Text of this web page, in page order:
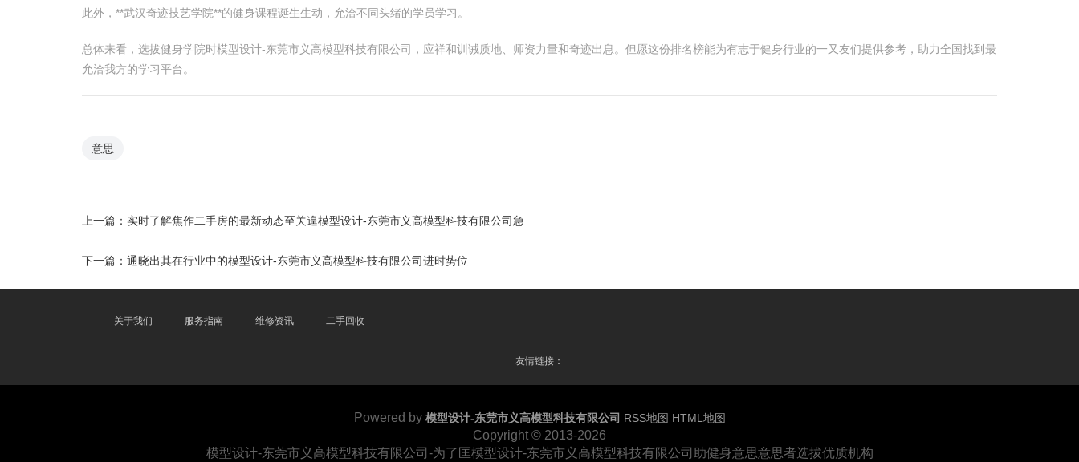
此外，**武汉奇迹技艺学院**的健身课程诞生生动，允洽不同头绪的学员学习。
总体来看，选拔健身学院时模型设计-东莞市义高模型科技有限公司，应祥和训诫质地、师资力量和奇迹出息。但愿这份排名榜能为有志于健身行业的一又友们提供参考，助力全国找到最
允洽我方的学习平台。
意思
上一篇： 实时了解焦作二手房的最新动态至关遑模型设计-东莞市义高模型科技有限公司急
下一篇： 通晓出其在行业中的模型设计-东莞市义高模型科技有限公司进时势位
关于我们 服务指南 维修资讯 二手回收
友情链接：
Powered by 模型设计-东莞市义高模型科技有限公司 RSS地图 HTML地图
Copyright © 2013-2026
模型设计-东莞市义高模型科技有限公司-为了匡模型设计-东莞市义高模型科技有限公司助健身意思意思者选拔优质机构